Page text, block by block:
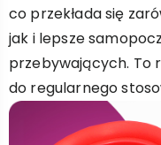
co przekłada się
jak i lepsze
przebywających. To
do regularnego